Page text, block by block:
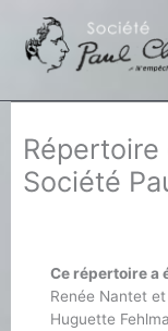
contenu
Société
Ce répertoire a
Renée Nantet
Huguette